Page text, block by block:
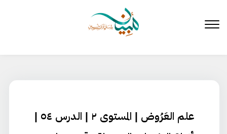
المحتوى
علم العَرُوض | المستوى ٢ | الدرس ٥٤ |